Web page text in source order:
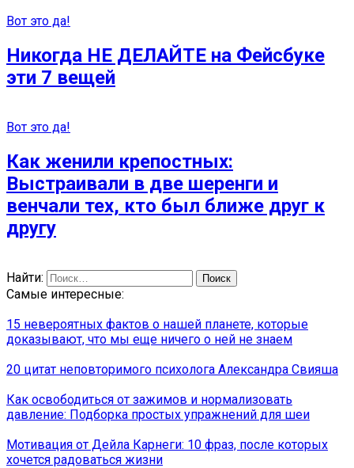
Вот это да!
Никогда НЕ ДЕЛАЙТЕ на Фейсбуке
эти 7 вещей
Вот это да!
Как женили крепостных:
Выстраивали в две шеренги и
венчали тех, кто был ближе друг к
другу
Найти:
Самые интересные:
15 невероятных фактов о нашей планете, которые
доказывают, что мы еще ничего о ней не знаем
20 цитат неповторимого психолога Александра Свияша
Как освободиться от зажимов и нормализовать
давление: Подборка простых упражнений для шеи
Мотивация от Дейла Карнеги: 10 фраз, после которых
хочется радоваться жизни